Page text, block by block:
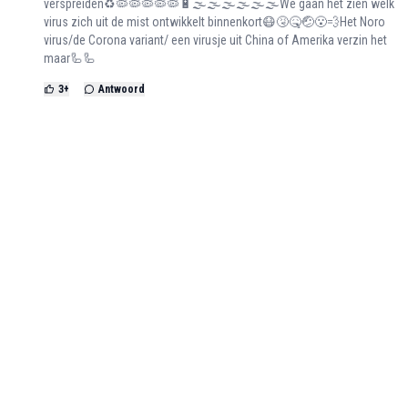
verspreiden♻️🦠🦠🦠🦠🦠🔋🌫️🌫️🌫️🌫️🌫️🌫️We gaan het zien welk
virus zich uit de mist ontwikkelt binnenkort😷🤧🤒🤕😮‍💨Het Noro
virus/de Corona variant/ een virusje uit China of Amerika verzin het
maar🦾🦾
3+ Antwoord